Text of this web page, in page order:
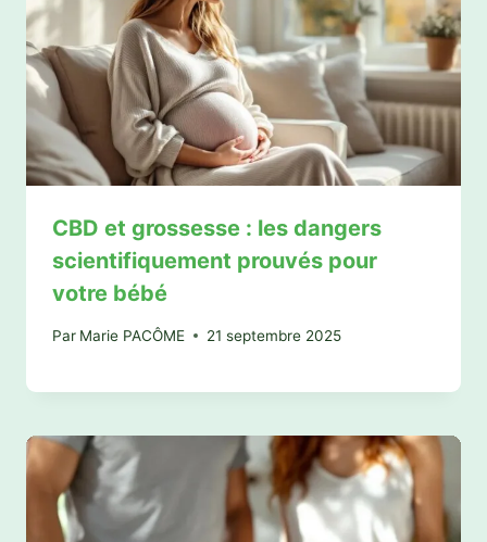
CBD et grossesse : les dangers
scientifiquement prouvés pour
votre bébé
Par Marie PACÔME 21 septembre 2025